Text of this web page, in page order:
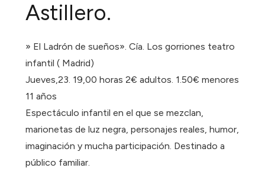
Astillero.
» El Ladrón de sueños». Cía. Los gorriones teatro
infantil ( Madrid)
Jueves,23. 19,00 horas 2€ adultos. 1.50€ menores
11 años
Espectáculo infantil en el que se mezclan,
marionetas de luz negra, personajes reales, humor,
imaginación y mucha participación. Destinado a
público familiar.